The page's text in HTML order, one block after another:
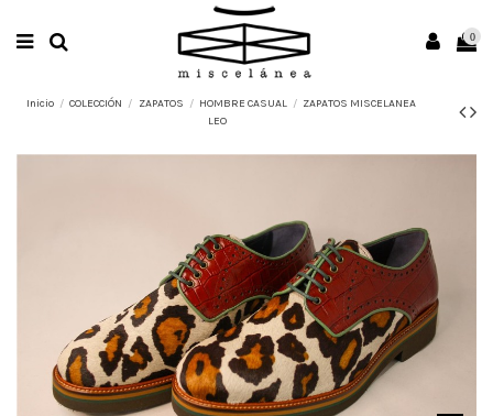
0
Inicio COLECCIÓN ZAPATOS HOMBRE CASUAL
ZAPATOS MISCELANEA
LEO